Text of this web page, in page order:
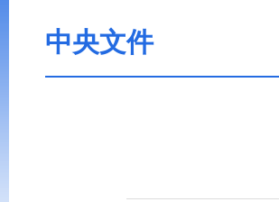
中央文件